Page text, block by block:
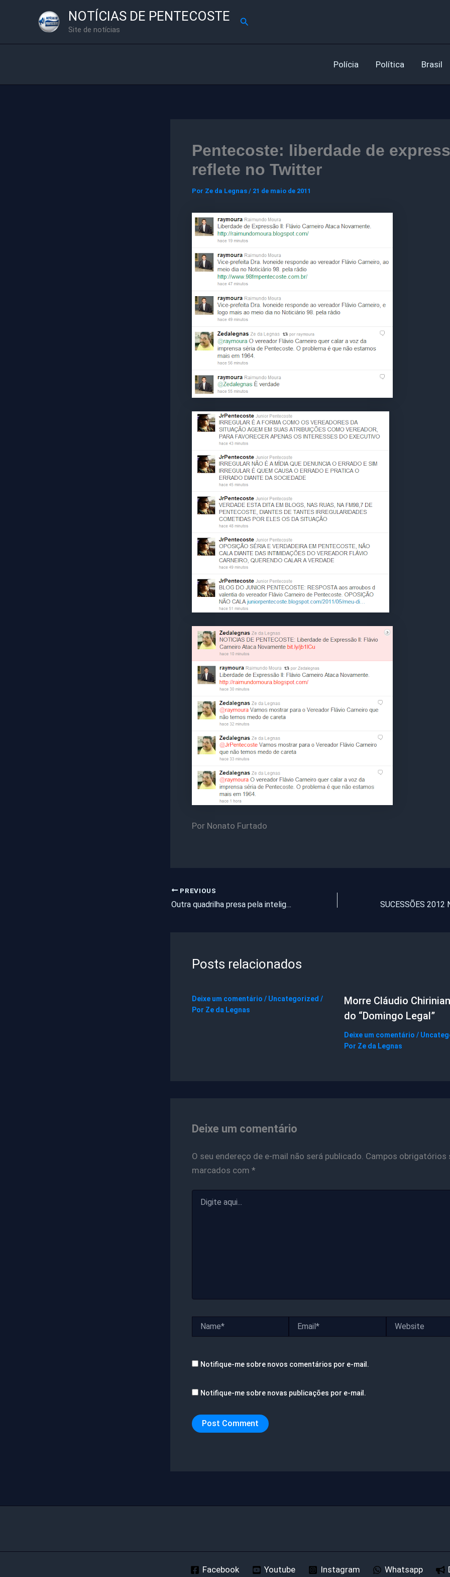
NOTÍCIAS DE PENTECOSTE
Site de notícias
Pesquisar
Polícia Política Brasil
Pentecoste: liberdade de
reflete no Twitter
Por Ze da Legnas / 21 de maio de 2011
Por Nonato Furtado
PREVIOUS
Outra quadrilha presa pela inteligência da PM
Posts relacionados
Deixe um comentário / Uncategorized /
Por Ze da Legnas
Morre Cláudio
do “Domingo Legal”
Deixe um comentário /
Por Ze da Legnas
Deixe um comentário
O seu endereço de e-mail não será publicado. Campos obrigatórios
marcados com *
aqui...
Notifique-me sobre novos comentários por e-mail.
Notifique-me sobre novas publicações por e-mail.
Facebook Youtube Instagram Whatsapp